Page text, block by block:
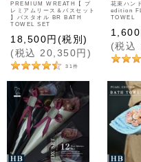
PREMIUM WREATH【 プ
レミアムリース＆バスセット
】バスタオル BR BATH
TOWEL SET
18,500円 (税別)
(税込 20,350円 )
31 件
花束ハン
edition
TOWEL
1,600
(税込